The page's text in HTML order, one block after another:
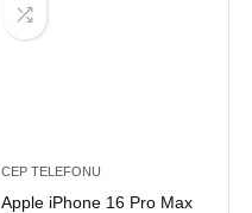
CEP TELEFONU
Apple iPhone 16 Pro Max